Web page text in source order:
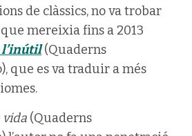
de clàssics, no va trobar
mereixia fins a 2013
(Quaderns
que es va traduir a més
vida (Quaderns